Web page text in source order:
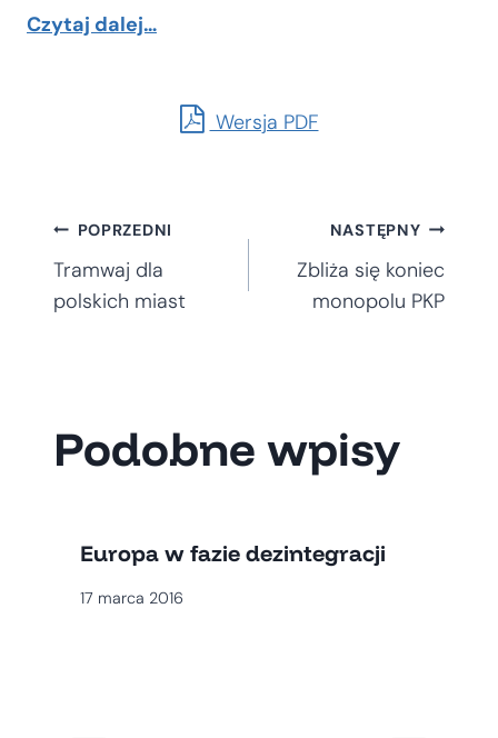
Czytaj dalej…
Wersja PDF
Nawigacja
wpisu
POPRZEDNI
Tramwaj dla
polskich miast
NASTĘPNY
Zbliża się koniec
monopolu PKP
Podobne wpisy
Europa w fazie dezintegracji
17 marca 2016